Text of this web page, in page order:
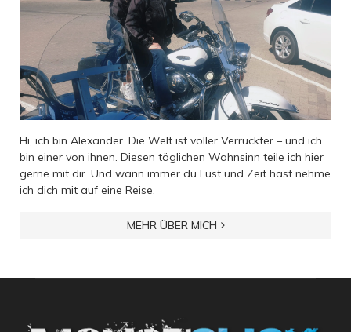
Hi, ich bin Alexander. Die Welt ist voller Verrückter – und ich
bin einer von ihnen. Diesen täglichen Wahnsinn teile ich hier
gerne mit dir. Und wann immer du Lust und Zeit hast nehme
ich dich mit auf eine Reise.
MEHR ÜBER MICH